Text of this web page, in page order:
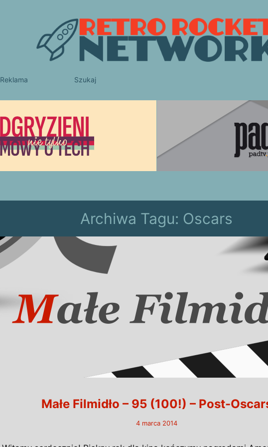
Reklama Szukaj
Archiwa Tagu: Oscars
Małe Filmidło – 95 (100!) – Post-
4 marca 2014